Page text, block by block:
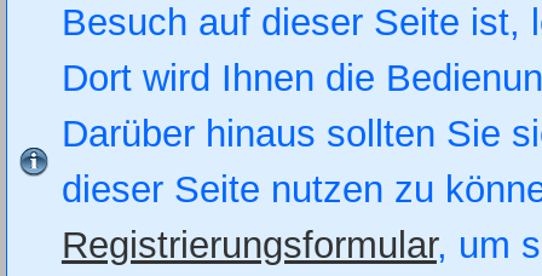
Besuch auf dieser Seite
Dort wird Ihnen die
Darüber hinaus sollten Sie
dieser Seite nutzen zu
Registrierungsformular, um